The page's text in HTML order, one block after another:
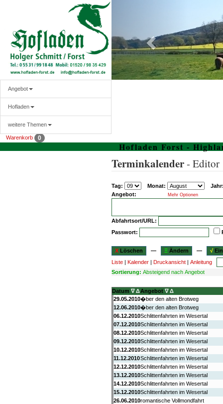
Angebot
Hofladen
weitere Themen
Warenkorb 0
Hofladen Forst -
Terminkalender- Editor
Tag: Monat:
Angebot:
Mehr Optionen
Abfahrtsort/URL:
Passwort:
X Löschen — Ξ Ändern — √
Liste | Kalender | Druckansicht | Anleitung
Sortierung: Absteigend nach Angebot
Datum ∇ ΔAngebot ∇ Δ
29.05.2010�ber den alten Brotweg
12.06.2010�ber den alten Brotweg
06.12.2010Schlittenfahrten im Wesertal
07.12.2010Schlittenfahrten im Wesertal
08.12.2010Schlittenfahrten im Wesertal
09.12.2010Schlittenfahrten im Wesertal
10.12.2010Schlittenfahrten im Wesertal
11.12.2010Schlittenfahrten im Wesertal
12.12.2010Schlittenfahrten im Wesertal
13.12.2010Schlittenfahrten im Wesertal
14.12.2010Schlittenfahrten im Wesertal
15.12.2010Schlittenfahrten im Wesertal
26.06.2010romantische Vollmondfahrt